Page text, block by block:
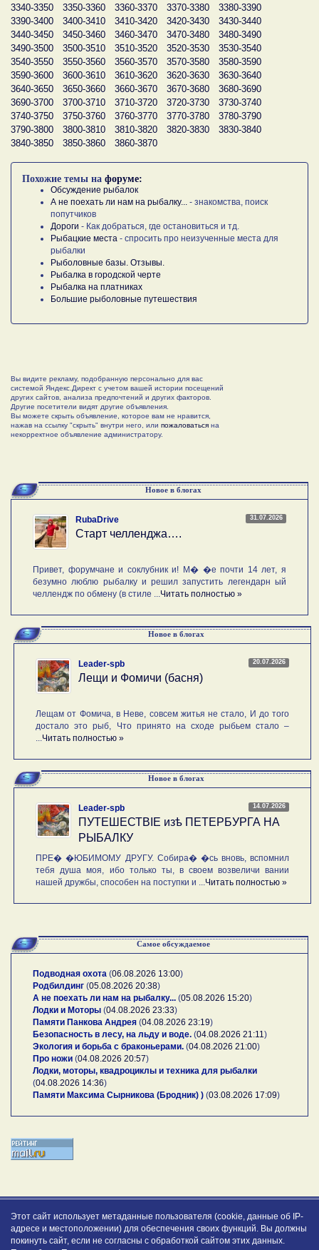
3340-3350
3350-3360 3360-3370 3370-3380
3380-3390
3390-3400
3400-3410 3410-3420 3420-3430
3430-3440
3440-3450
3450-3460 3460-3470 3470-3480
3480-3490
3490-3500
3500-3510 3510-3520 3520-3530
3530-3540
3540-3550
3550-3560 3560-3570 3570-3580
3580-3590
3590-3600
3600-3610 3610-3620 3620-3630
3630-3640
3640-3650
3650-3660 3660-3670 3670-3680
3680-3690
3690-3700
3700-3710 3710-3720 3720-3730
3730-3740
3740-3750
3750-3760 3760-3770 3770-3780
3780-3790
3790-3800
3800-3810 3810-3820 3820-3830
3830-3840
3840-3850
3850-3860 3860-3870
Похожие темы на форуме:
Обсуждение рыбалок
А не поехать ли нам на рыбалку...
- знакомства, поиск
попутчиков
Дороги - Как добраться, где остановиться и тд.
Рыбацкие места - спросить про неизученные места для
рыбалки
Рыболовные базы. Отзывы.
Рыбалка в городской черте
Рыбалка на платниках
Большие рыболовные путешествия
Вы видите рекламу, подобранную персонально для вас
системой Яндекс.Директ с учетом вашей истории посещений
других сайтов, анализа предпочтений и других факторов.
Другие посетители видят другие объявления.
Вы можете скрыть объявление, которое вам не нравится,
нажав на ссылку "скрыть" внутри него, или пожаловаться на
некорректное объявление администратору.
Новое в блогах
31.07.2026
RubaDrive
Старт челленджа….
Привет, форумчане и соклубник и! М� �е почти 14 лет, я
безумно люблю рыбалку и решил запустить легендарн ый
челлендж по обмену (в стиле ... Читать полностью »
Новое в блогах
20.07.2026
Leader-spb
Лещи и Фомичи (басня)
Лещам от Фомича, в Неве, совсем житья не стало, И до того
достало это рыб, Что принято на сходе рыбьем стало –
Читать полностью »
Новое в блогах
14.07.2026
Leader-spb
ПУТЕШЕСТВIE изѣ ПЕТЕРБУРГА НА
РЫБАЛКУ
ПРЕ� �ЮБИМОМУ ДРУГУ. Собира� �сь вновь, вспомнил
тебя душа моя, ибо только ты, в своем возвеличи вании
нашей дружбы, способен на поступки и ... Читать полностью »
Самое обсуждаемое
Подводная охота (06.08.2026 13:00)
Родбилдинг (05.08.2026 20:38)
А не поехать ли нам на рыбалку... (05.08.2026 15:20)
Лодки и Моторы (04.08.2026 23:33)
Памяти Панкова Андрея (04.08.2026 23:19)
Безопасность в лесу, на льду и воде. (04.08.2026 21:11 )
Экология и борьба с браконьерами. (04.08.2026 21:00)
Про ножи (04.08.2026 20:57)
Лодки, моторы, квадроциклы и техника для рыбалки
(04.08.2026 14:36)
Памяти Максима Сырникова (Бродник) ) (03.08.2026 17:09)
Этот сайт использует метаданные пользователя (cookie, данные об IP-
адресе и местоположении) для обеспечения своих функций. Вы должны
покинуть сайт, если не согласны с обработкой сайтом этих данных.